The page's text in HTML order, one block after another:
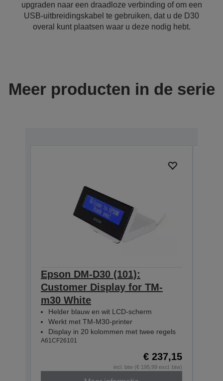
upgraden naar een draadloze verbinding of om een
USB-uitbreidingskabel te gebruiken, dat u de D30
overal kunt plaatsen waar u deze nodig hebt.
Meer producten in de serie
Epson DM-D30 (101):
Customer Display for TM-
m30 White
Helder blauw en wit LCD-scherm
Werkt met TM-M30-printer
Display in 20 kolommen met twee regels
A61CF26101
€ 237,15
incl. btw (€ 195,99 excl. btw)